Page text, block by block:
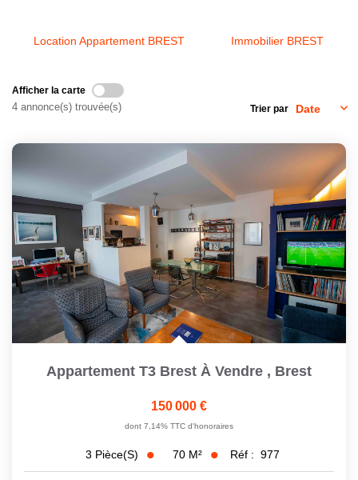
Location Appartement BREST Immobilier BREST
Afficher la carte
4 annonce(s) trouvée(s) Trier par
Appartement T3 Brest À Vendre , Brest
150 000 €
dont 7,14% TTC d'honoraires
3 Pièce(s) 70 M² Réf : 977